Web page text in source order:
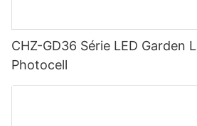
CHZ-GD36 Série LED Garden
Photocell